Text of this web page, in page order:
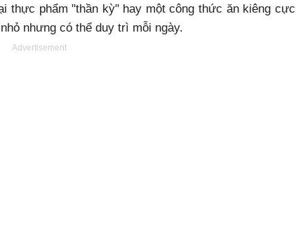
thực phẩm "thần kỳ" hay một công thức ăn kiêng cực
nhưng có thể duy trì mỗi ngày.
Advertisement